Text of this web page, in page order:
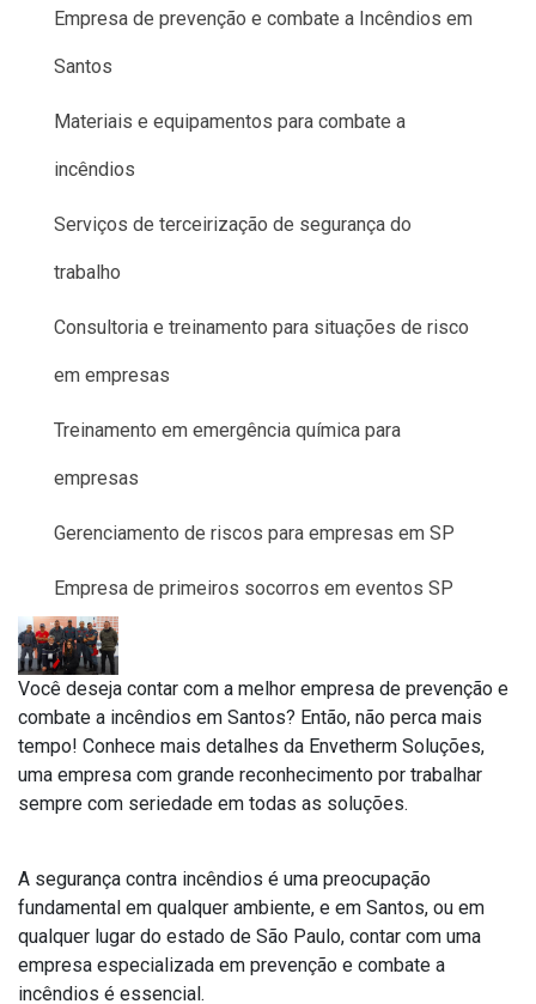
Empresa de prevenção e combate a Incêndios em
Santos
Materiais e equipamentos para combate a
incêndios
Serviços de terceirização de segurança do
trabalho
Consultoria e treinamento para situações de risco
em empresas
Treinamento em emergência química para
empresas
Gerenciamento de riscos para empresas em SP
Empresa de primeiros socorros em eventos SP
Você deseja contar com a melhor empresa de prevenção e
combate a incêndios em Santos? Então, não perca mais
tempo! Conhece mais detalhes da Envetherm Soluções,
uma empresa com grande reconhecimento por trabalhar
sempre com seriedade em todas as soluções.
A segurança contra incêndios é uma preocupação
fundamental em qualquer ambiente, e em Santos, ou em
qualquer lugar do estado de São Paulo, contar com uma
empresa especializada em prevenção e combate a
incêndios é essencial.